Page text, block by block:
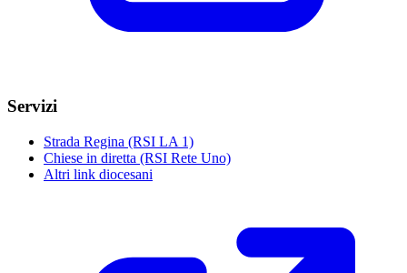
Servizi
Strada Regina (RSI LA 1)
Chiese in diretta (RSI Rete Uno)
Altri link diocesani